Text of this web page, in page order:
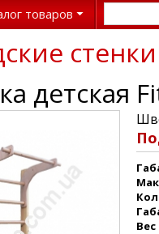
товаров
стенки
детская